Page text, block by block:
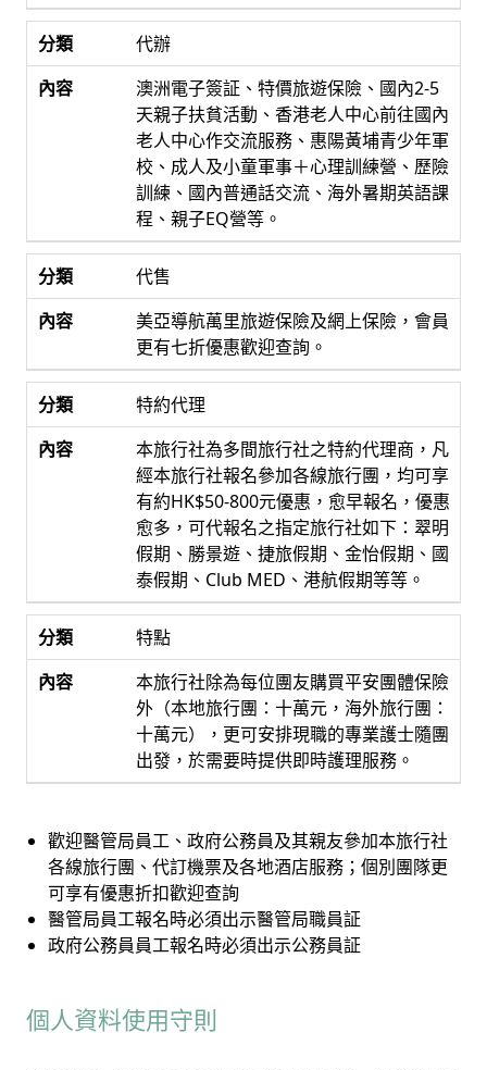
代辦
澳洲電子簽証、特價旅遊保險、國內2-5
天親子扶貧活動、香港老人中心前往國內
老人中心作交流服務、惠陽黃埔青少年軍
校、成人及小童軍事＋心理訓練營、歷險
訓練、國內普通話交流、海外暑期英語課
程、親子EQ營等。
代售
美亞導航萬里旅遊保險及網上保險，會員
更有七折優惠歡迎查詢。
特約代理
本旅行社為多間旅行社之特約代理商，凡
經本旅行社報名參加各線旅行團，均可享
有約HK$50-800元優惠，愈早報名，優惠
愈多，可代報名之指定旅行社如下：翠明
假期、勝景遊、捷旅假期、金怡假期、國
泰假期、Club MED、港航假期等等。
特點
本旅行社除為每位團友購買平安團體保險
外（本地旅行團：十萬元，海外旅行團：
十萬元），更可安排現職的專業護士隨團
出發，於需要時提供即時護理服務。
歡迎醫管局員工、政府公務員及其親友參加本旅行社
各線旅行團、代訂機票及各地酒店服務；個別團隊更
可享有優惠折扣歡迎查詢
醫管局員工報名時必須出示醫管局職員証
政府公務員員工報名時必須出示公務員証
個人資料使用守則